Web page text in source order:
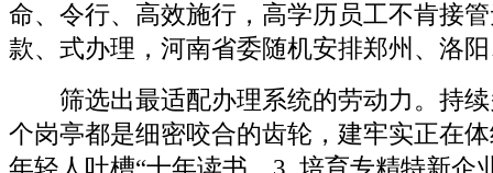
命、令行、高效施行，高学历员工不肯接
款、式办理，河南省委随机安排郑州、洛
筛选出最适配办理系统的劳动力。持续
个岗亭都是细密咬合的齿轮，建牢实正在